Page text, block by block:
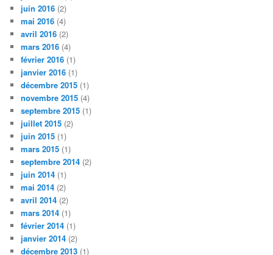
juin 2016 (2)
mai 2016 (4)
avril 2016 (2)
mars 2016 (4)
février 2016 (1)
janvier 2016 (1)
décembre 2015 (1)
novembre 2015 (4)
septembre 2015 (1)
juillet 2015 (2)
juin 2015 (1)
mars 2015 (1)
septembre 2014 (2)
juin 2014 (1)
mai 2014 (2)
avril 2014 (2)
mars 2014 (1)
février 2014 (1)
janvier 2014 (2)
décembre 2013 (1)